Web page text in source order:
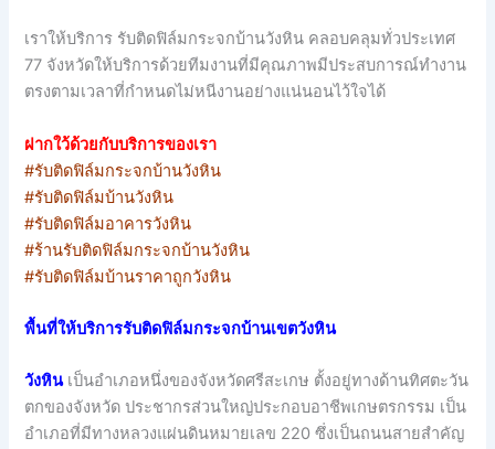
เราให้บริการ รับติดฟิล์มกระจกบ้านวังหิน คลอบคลุมทั่วประเทศ
77 จังหวัดให้บริการด้วยทีมงานที่มีคุณภาพมีประสบการณ์ทำงาน
ตรงตามเวลาที่กำหนดไม่หนีงานอย่างแน่นอนไว้ใจได้
ฝากใว้ด้วยกับบริการของเรา
#รับติดฟิล์มกระจกบ้านวังหิน
#รับติดฟิล์มบ้านวังหิน
#รับติดฟิล์มอาคารวังหิน
#ร้านรับติดฟิล์มกระจกบ้านวังหิน
#รับติดฟิล์มบ้านราคาถูกวังหิน
พื้นที่ให้บริการรับติดฟิล์มกระจกบ้านเขตวังหิน
วังหินเป็นอำเภอหนึ่งของจังหวัดศรีสะเกษ ตั้งอยู่ทางด้านทิศตะวัน
ตกของจังหวัด ประชากรส่วนใหญ่ประกอบอาชีพเกษตรกรรม เป็น
อำเภอที่มีทางหลวงแผ่นดินหมายเลข 220 ซึ่งเป็นถนนสายสำคัญ